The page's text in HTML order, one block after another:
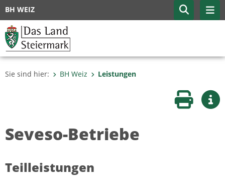
BH WEIZ
Sie sind hier: BH Weiz Leistungen
Seite
Seveso-Betriebe
Teilleistungen